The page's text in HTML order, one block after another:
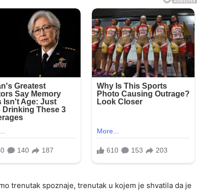
trenutak spoznaje, trenutak u kojem je shvatila da je